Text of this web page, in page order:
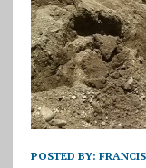
POSTED BY: